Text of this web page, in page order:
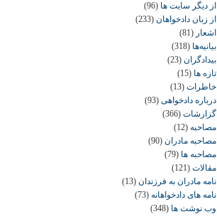
از دیگر سایت ها (96)
از زبان دادخواهان (233)
اشعار (81)
بیانیه‌ها (318)
بیدادگران (23)
تازه ها (15)
خاطرات (13)
درباره دادخواهی (93)
گزارشات (366)
مصاحبه (12)
مصاحبه مادران (90)
مصاحبه ها (79)
مقالات (121)
نامه مادران به فرزندان (13)
نامه های دادخواهانه (73)
وب نوشت ها (348)